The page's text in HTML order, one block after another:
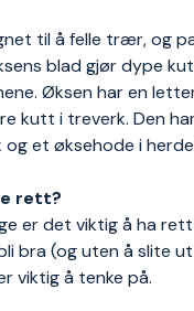
til å felle trær, og
blad gjør dype
Øksen har en
kutt i treverk. Den
og et øksehode i
rett?
er det viktig å ha
bra (og uten å slite
viktig å tenke på.